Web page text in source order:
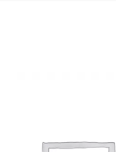
variations.